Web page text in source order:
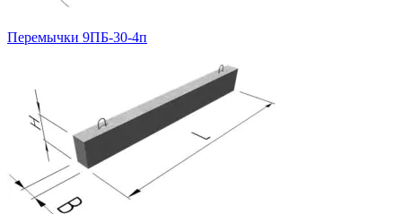
Перемычки 9ПБ-30-4п